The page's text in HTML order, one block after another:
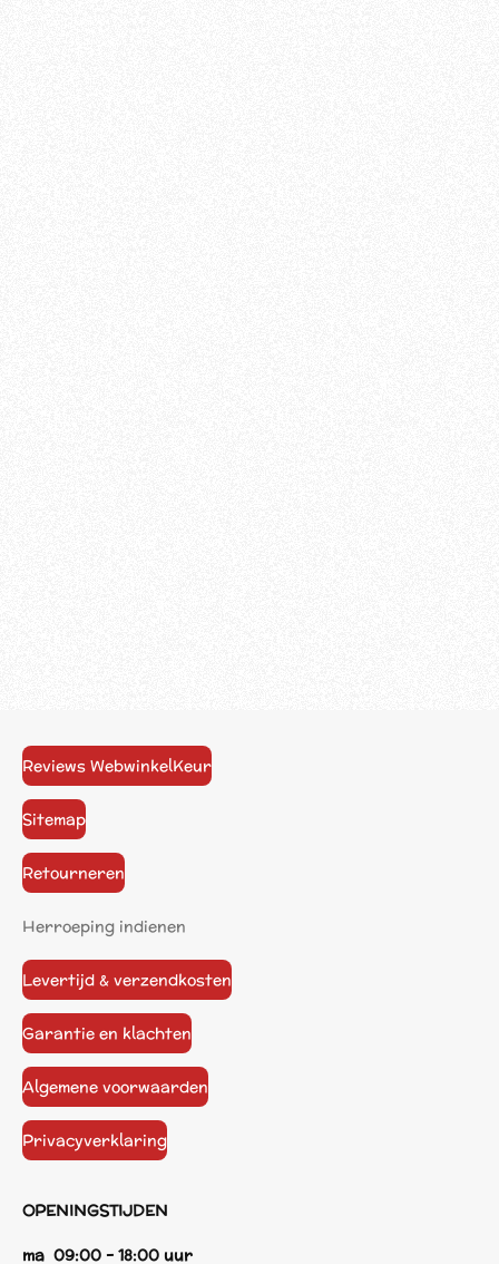
Reviews WebwinkelKeur
Sitemap
Retourneren
Herroeping indienen
Levertijd & verzendkosten
Garantie en klachten
Algemene voorwaarden
Privacyverklaring
OPENINGSTIJDEN
ma 09:00 - 18:00 uur